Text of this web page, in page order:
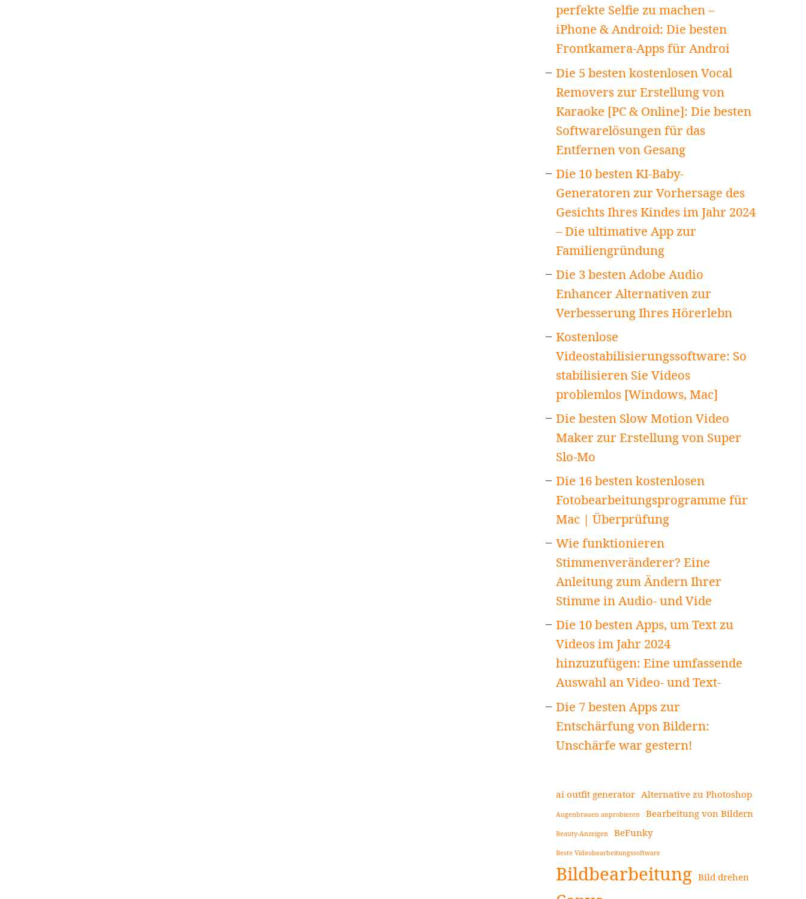
perfekte Selfie zu machen –
iPhone & Android: Die besten
Frontkamera-Apps für Androi
Die 5 besten kostenlosen Vocal
Removers zur Erstellung von
Karaoke [PC & Online]: Die besten
Softwarelösungen für das
Entfernen von Gesang
Die 10 besten KI-Baby-
Generatoren zur Vorhersage des
Gesichts Ihres Kindes im Jahr 2024
– Die ultimative App zur
Familiengründung
Die 3 besten Adobe Audio
Enhancer Alternativen zur
Verbesserung Ihres Hörerlebn
Kostenlose
Videostabilisierungssoftware: So
stabilisieren Sie Videos
problemlos [Windows, Mac]
Die besten Slow Motion Video
Maker zur Erstellung von Super
Slo-Mo
Die 16 besten kostenlosen
Fotobearbeitungsprogramme für
Mac | Überprüfung
Wie funktionieren
Stimmenveränderer? Eine
Anleitung zum Ändern Ihrer
Stimme in Audio- und Vide
Die 10 besten Apps, um Text zu
Videos im Jahr 2024
hinzuzufügen: Eine umfassende
Auswahl an Video- und Text-
Die 7 besten Apps zur
Entschärfung von Bildern:
Unschärfe war gestern!
ai outfit generator Alternative zu Photoshop
Augenbrauen anprobieren Bearbeitung von Bildern
Beauty-Anzeigen BeFunky
Beste Videobearbeitungssoftware
Bildbearbeitung Bild drehen